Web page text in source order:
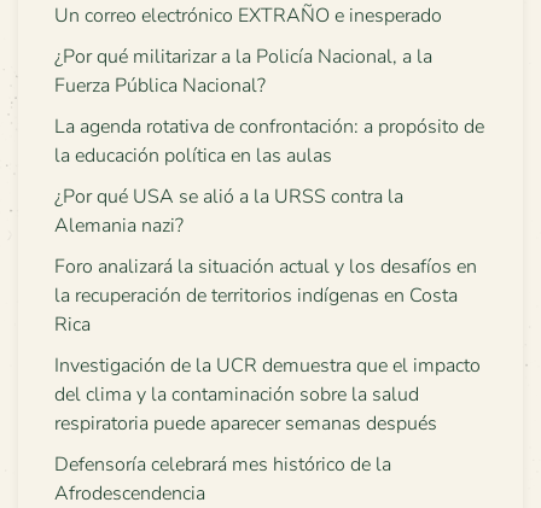
Un correo electrónico EXTRAÑO e inesperado
¿Por qué militarizar a la Policía Nacional, a la
Fuerza Pública Nacional?
La agenda rotativa de confrontación: a propósito de
la educación política en las aulas
¿Por qué USA se alió a la URSS contra la
Alemania nazi?
Foro analizará la situación actual y los desafíos en
la recuperación de territorios indígenas en Costa
Rica
Investigación de la UCR demuestra que el impacto
del clima y la contaminación sobre la salud
respiratoria puede aparecer semanas después
Defensoría celebrará mes histórico de la
Afrodescendencia